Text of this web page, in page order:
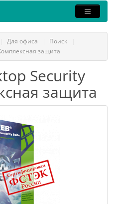
Для офиса
Поиск
защита
Security
защита